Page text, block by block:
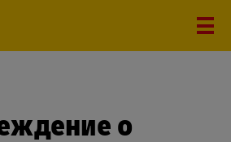
о